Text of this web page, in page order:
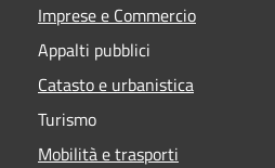
Imprese e Commercio
Appalti pubblici
Catasto e urbanistica
Turismo
Mobilità e trasporti